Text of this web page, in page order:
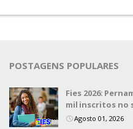
POSTAGENS POPULARES
Fies 2026:
mil inscritos no
Agosto 01, 2026